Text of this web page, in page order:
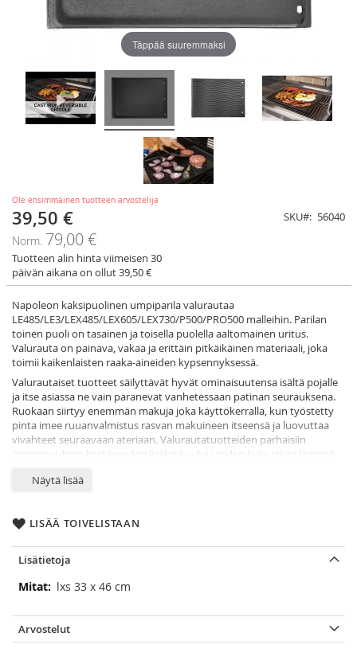
Ole ensimmäinen tuotteen arvostelija
Tarjoushinta
39,50 €
Norm. 79,00 €
Tuotteen alin hinta viimeisen 30
päivän aikana on ollut 39,50 €
SKU 56040
Napoleon kaksipuolinen umpiparila valurautaa
LE485/LE3/LEX485/LEX605/LEX730/P500/PRO500 malleihin. Parilan
toinen puoli on tasainen ja toisella puolella aaltomainen uritus.
Valurauta on painava, vakaa ja erittäin pitkäikäinen materiaali, joka
toimii kaikenlaisten raaka‐aineiden kypsennyksessä.
Valurautaiset tuotteet säilyttävät hyvät ominaisuutensa isältä pojalle
ja itse asiassa ne vain paranevat vanhetessaan patinan seurauksena.
Ruokaan siirtyy enemmän makuja joka käyttökerralla, kun työstetty
pinta imee ruuanvalmistus rasvan makuineen itseensä ja luovuttaa
vivahteet seuraavaan ateriaan. Valurautatuotteiden parhaisiin
ominaisuuksiin kestävyyden lisäksi kuuluu niiden kyky jakaa lämpöä
myös helppokäyttöinen ja sen huolto on hyvin vähäistä.
Näytä lisää
LISÄÄ TOIVELISTAAN
Täppää suuremmaksi
Lisätietoja
Lisätietojalxs 33 x 46 cm
Arvostelut